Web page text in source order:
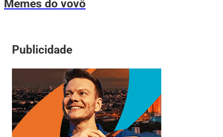
Memes do vovô
Publicidade